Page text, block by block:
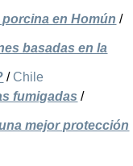
en Homún /
basadas en la
/ Chile
fumigadas /
mejor protección